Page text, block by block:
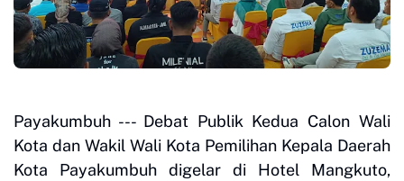
Payakumbuh --- Debat Publik Kedua Calon Wali
Kota dan Wakil Wali Kota Pemilihan Kepala Daerah
Kota Payakumbuh digelar di Hotel Mangkuto,